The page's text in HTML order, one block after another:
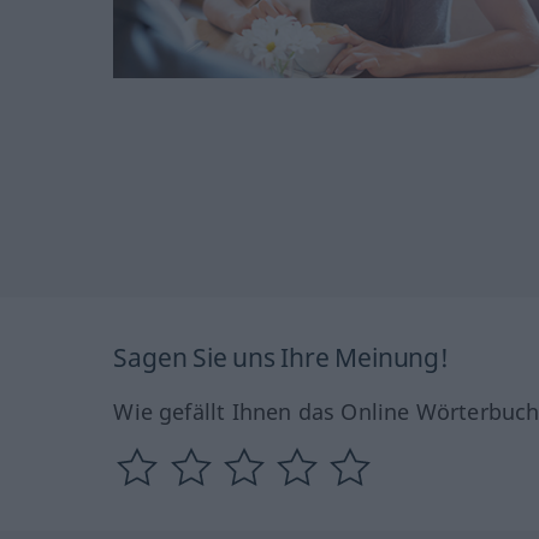
Sagen Sie uns Ihre Meinung!
Wie gefällt Ihnen das Online